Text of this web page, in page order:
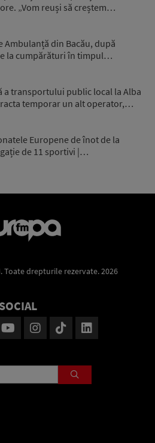
„Vom reuși să creștem…
Ambulanță din Bacău, după
la cumpărături în timpul…
a transportului public local la Alba
temporar un alt operator,…
Europene de înot de la
de 11 sportivi |…
Toate drepturile rezervate. 2026
SOCIAL